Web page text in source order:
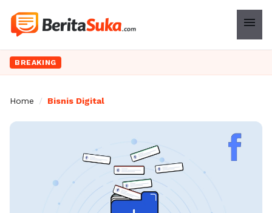
menu
BREAKING
Home / Bisnis Digital